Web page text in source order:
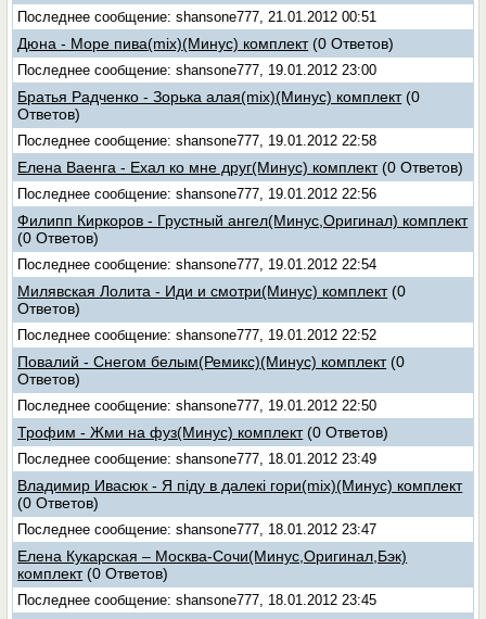
Последнее сообщение: shansone777, 21.01.2012 00:51
Дюна - Море пива(mix)(Минус) комплект (0 Ответов)
Последнее сообщение: shansone777, 19.01.2012 23:00
Братья Радченко - Зорька алая(mix)(Минус) комплект (0
Ответов)
Последнее сообщение: shansone777, 19.01.2012 22:58
Елена Ваенга - Ехал ко мне друг(Минус) комплект (0 Ответов)
Последнее сообщение: shansone777, 19.01.2012 22:56
Филипп Киркоров - Грустный ангел(Минус,Оригинал) комплект
(0 Ответов)
Последнее сообщение: shansone777, 19.01.2012 22:54
Милявская Лолита - Иди и смотри(Минус) комплект (0
Ответов)
Последнее сообщение: shansone777, 19.01.2012 22:52
Повалий - Снегом белым(Ремикс)(Минус) комплект (0
Ответов)
Последнее сообщение: shansone777, 19.01.2012 22:50
Трофим - Жми на фуз(Минус) комплект (0 Ответов)
Последнее сообщение: shansone777, 18.01.2012 23:49
Владимир Ивасюк - Я піду в далекі гори(mix)(Минус) комплект
(0 Ответов)
Последнее сообщение: shansone777, 18.01.2012 23:47
Елена Кукарская – Москва-Сочи(Минус,Оригинал,Бэк)
комплект (0 Ответов)
Последнее сообщение: shansone777, 18.01.2012 23:45